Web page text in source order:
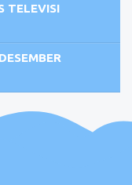
TELEVISI